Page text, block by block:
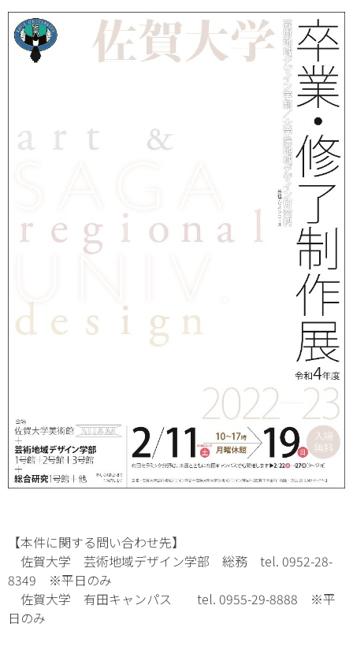
【本件に関する問い合わせ先】
佐賀大学 芸術地域デザイン学部 総務 tel. 0952-28-
8349 ※平日のみ
佐賀大学 有田キャンパス tel. 0955-29-8888 ※平
日のみ